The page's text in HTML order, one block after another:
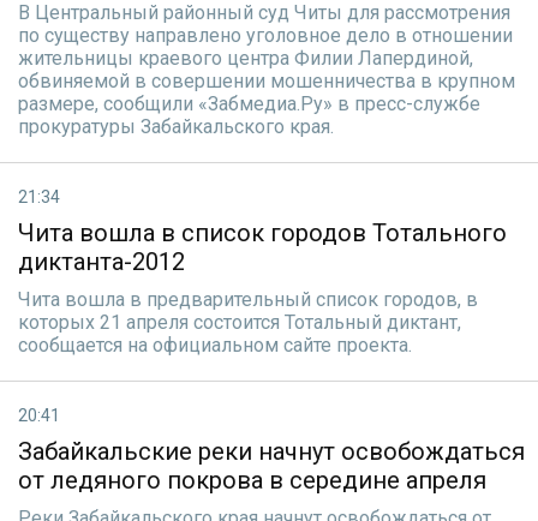
В Центральный районный суд Читы для рассмотрения
по существу направлено уголовное дело в отношении
жительницы краевого центра Филии Лапердиной,
обвиняемой в совершении мошенничества в крупном
размере, сообщили «Забмедиа.Ру» в пресс-службе
прокуратуры Забайкальского края.
21:34
Чита вошла в список городов Тотального
диктанта-2012
Чита вошла в предварительный список городов, в
которых 21 апреля состоится Тотальный диктант,
сообщается на официальном сайте проекта.
20:41
Забайкальские реки начнут освобождаться
от ледяного покрова в середине апреля